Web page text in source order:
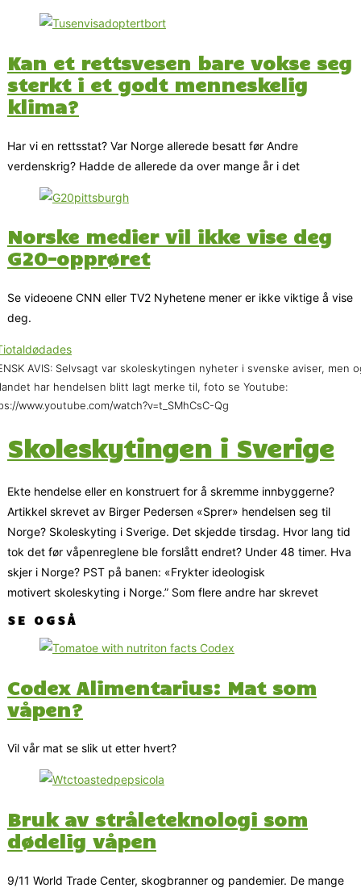
Kan et rettsvesen bare vokse seg
sterkt i et godt menneskelig
klima?
Har vi en rettsstat? Var Norge allerede besatt før Andre
verdenskrig? Hadde de allerede da over mange år i det
Norske medier vil ikke vise deg
G20-opprøret
Se videoene CNN eller TV2 Nyhetene mener er ikke viktige å vise
deg.
AVIS: Selvsagt var skoleskytingen nyheter i svenske aviser, men
har hendelsen blitt lagt merke til, foto se Youtube:
www.youtube.com/watch?v=t_SMhCsC-Qg
Skoleskytingen i Sverige
Ekte hendelse eller en konstruert for å skremme innbyggerne?
Artikkel skrevet av Birger Pedersen «Sprer» hendelsen seg til
Norge? Skoleskyting i Sverige. Det skjedde tirsdag. Hvor lang tid
tok det før våpenreglene ble forslått endret? Under 48 timer. Hva
skjer i Norge? PST på banen: «Frykter ideologisk
motivert skoleskyting i Norge.” Som flere andre har skrevet
SE OGSÅ
Codex Alimentarius: Mat som
våpen?
Vil vår mat se slik ut etter hvert?
Bruk av stråleteknologi som
dødelig våpen
9/11 World Trade Center, skogbranner og pandemier. De mange